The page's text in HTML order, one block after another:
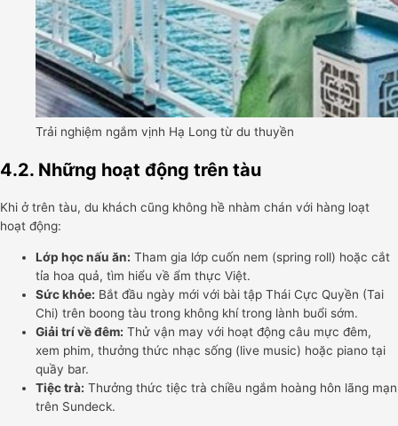
Trải nghiệm ngắm vịnh Hạ Long từ du thuyền
4.2. Những hoạt động trên tàu
Khi ở trên tàu, du khách cũng không hề nhàm chán với hàng loạt
hoạt động:
Lớp học nấu ăn: Tham gia lớp cuốn nem (spring roll) hoặc cắt
tỉa hoa quả, tìm hiểu về ẩm thực Việt.
Sức khỏe: Bắt đầu ngày mới với bài tập Thái Cực Quyền (Tai
Chi) trên boong tàu trong không khí trong lành buổi sớm.
Giải trí về đêm: Thử vận may với hoạt động câu mực đêm,
xem phim, thưởng thức nhạc sống (live music) hoặc piano tại
quầy bar.
Tiệc trà: Thưởng thức tiệc trà chiều ngắm hoàng hôn lãng mạn
trên Sundeck.